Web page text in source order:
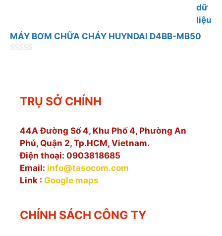
i
5
MÁY BƠM CHỮA CHÁY HUYNDAI D4BB-MB50
TRỤ SỞ CHÍNH
44A Đường Số 4, Khu Phố 4, Phường An
Phú, Quận 2, Tp.HCM, Vietnam.
Điện thoại: 0903818685
Email: info@tasocom.com
Link : Google maps
CHÍNH SÁCH CÔNG TY